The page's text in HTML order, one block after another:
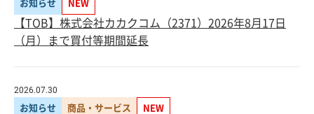
お知らせ NEW
【TOB】株式会社カカクコム（2371）2026年8月17日
（月）まで買付等期間延長
2026.07.30
お知らせ 商品・サービス NEW